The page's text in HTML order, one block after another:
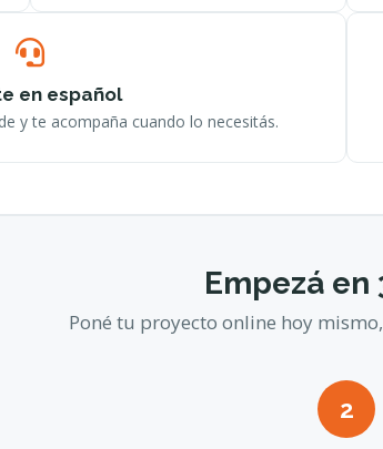
en español
y te acompaña cuando lo necesitás.
Empezá en
Poné tu proyecto online hoy
2